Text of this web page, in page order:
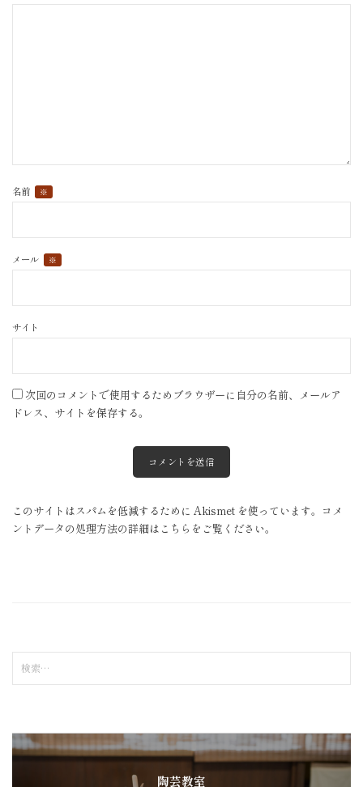
名前 ※
メール ※
サイト
次回のコメントで使用するためブラウザーに自分の名前、メールア
ドレス、サイトを保存する。
このサイトはスパムを低減するために Akismet を使っています。 コメ
ントデータの処理方法の詳細はこちらをご覧ください。
索
:
陶芸教室